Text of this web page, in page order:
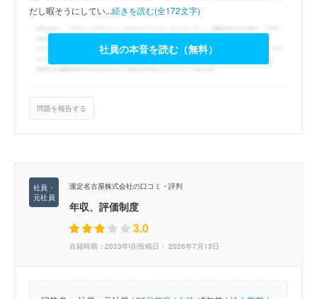
だし暇そうにしてい...続きを読む(全172文字)
社員の本音を読む（無料）
問題を報告する
瀧定名古屋株式会社の口コミ・評判
年収、評価制度
3.0
在籍時期：2023年頃/投稿日： 2026年7月13日